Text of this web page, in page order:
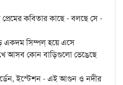
কবিতার কাছে - বলছে সে -
একদম সিম্পল্‌ হয়ে এসে
আসব কোন বাড়িগুলো ভেঙেছে
ইস্টেশন - এই আগুন ও নদীর